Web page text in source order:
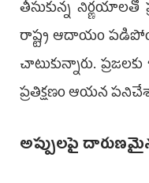
తీసుకున్న నిర్ణయాలతో
రాష్ట్ర ఆదాయం
చాటుకున్నారు.
ప్రతిక్షణం ఆయన
అప్పులపై